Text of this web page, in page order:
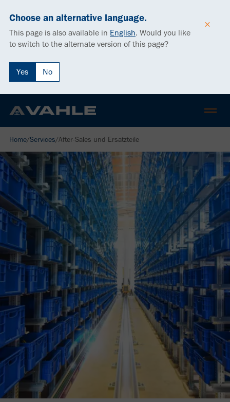
Choose an alternative language.
This page is also available in English. Would you like
to switch to the alternate version of this page?
Yes No
Home/Services/After-Sales und Ersatzteile